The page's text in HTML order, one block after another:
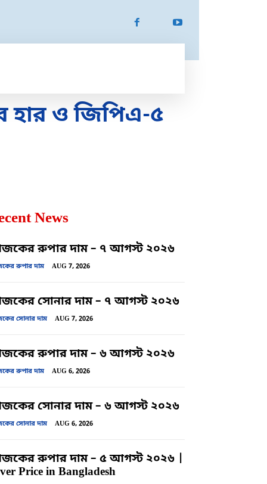
হার ও জিপিএ-৫
News
রুপার দাম – ৭ আগস্ট ২০২৬
রুপার দাম AUG 7, 2026
সোনার দাম – ৭ আগস্ট ২০২৬
সোনার দাম AUG 7, 2026
রুপার দাম – ৬ আগস্ট ২০২৬
রুপার দাম AUG 6, 2026
সোনার দাম – ৬ আগস্ট ২০২৬
সোনার দাম AUG 6, 2026
রুপার দাম – ৫ আগস্ট ২০২৬ |
Price in Bangladesh